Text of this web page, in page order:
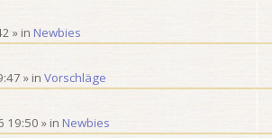
» in Newbies
» in Vorschläge
19:50 » in Newbies